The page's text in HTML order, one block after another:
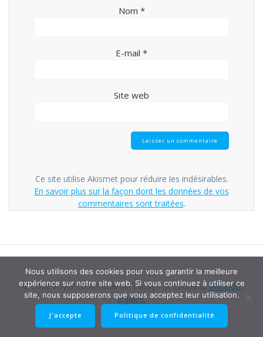
Nom *
E-mail *
Site web
Ce site utilise Akismet pour réduire les indésirables.
En savoir plus sur la façon dont les données de vos
commentaires sont traitées.
© 2026 Foyer communal de Taissy / St Léonard. Mention
légales.
Nous utilisons des cookies pour vous garantir la meilleure
expérience sur notre site web. Si vous continuez à utiliser ce
site, nous supposerons que vous acceptez leur utilisation.
J'accepte Politique de confidentialité